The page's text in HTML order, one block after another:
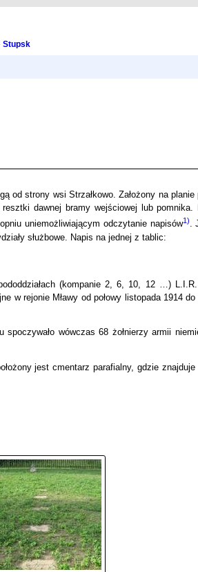
Stupsk
od strony wsi Strzałkowo. Założony na planie
dawnej bramy wejściowej lub pomnika.
uniemożliwiającym odczytanie napisów1).
służbowe. Napis na jednej z tablic:
(kompanie 2, 6, 10, 12 …)
w rejonie Mławy od połowy listopada 1914
wówczas 68 żołnierzy armii
jest cmentarz parafialny, gdzie znajduje